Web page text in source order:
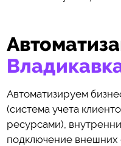
Автоматизируем
(система учета
ресурсами),
подключение внешних